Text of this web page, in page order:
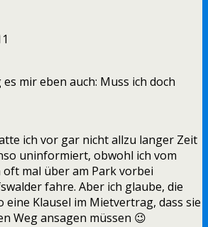
mir eben auch: Muss ich doch
ich vor gar nicht allzu langer Zeit
uninformiert, obwohl ich vom
mal über am Park vorbei
fahre. Aber ich glaube, die
eine Klausel im Mietvertrag, dass sie
Weg ansagen müssen 😉